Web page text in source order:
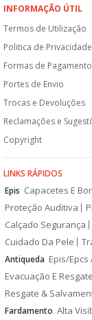
INFORMAÇÃO ÚTIL
Termos de Utilização
Politica de Privacidade
Formas de Pagamento
Portes de Envio
Trocas e Devoluções
Reclamações e
Copyright
LINKS RÁPIDOS
Epis Capacetes E
Proteção Auditiva
Calçado Segurança
Cuidado Da Pele
Antiqueda Epis/
Evacuação E Resgate
Resgate &
Fardamento Alta